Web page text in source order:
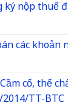
nộp thuế
các
cố, thế
TT-BTC